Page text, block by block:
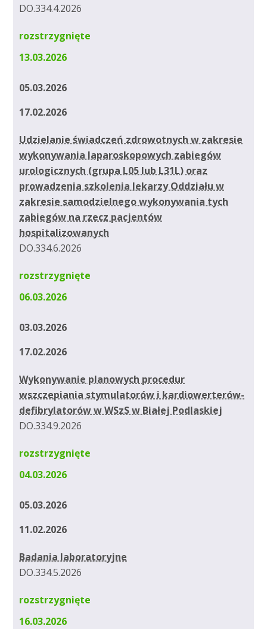
DO.334.4.2026
rozstrzygnięte
13.03.2026
05.03.2026
17.02.2026
Udzielanie świadczeń zdrowotnych w zakresie
wykonywania laparoskopowych zabiegów
urologicznych (grupa L05 lub L31L) oraz
prowadzenia szkolenia lekarzy Oddziału w
zakresie samodzielnego wykonywania tych
zabiegów na rzecz pacjentów
hospitalizowanych
DO.334.6.2026
rozstrzygnięte
06.03.2026
03.03.2026
17.02.2026
Wykonywanie planowych procedur
wszczepiania stymulatorów i kardiowerterów-
defibrylatorów w WSzS w Białej Podlaskiej
DO.334.9.2026
rozstrzygnięte
04.03.2026
05.03.2026
11.02.2026
Badania laboratoryjne
DO.334.5.2026
rozstrzygnięte
16.03.2026